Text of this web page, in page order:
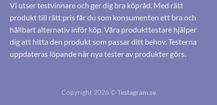
Vi utser testvinnare och ger dig bra köpråd. Med rätt
produkt till rätt pris får du som konsumenten ett bra och
hållbart alternativ inför köp. Våra produkttestare hjälper
dig att hitta den produkt som passar ditt behov. Testerna
uppdateras löpande när nya tester av produkter görs.
Copyright 2026 ©Testagram.se